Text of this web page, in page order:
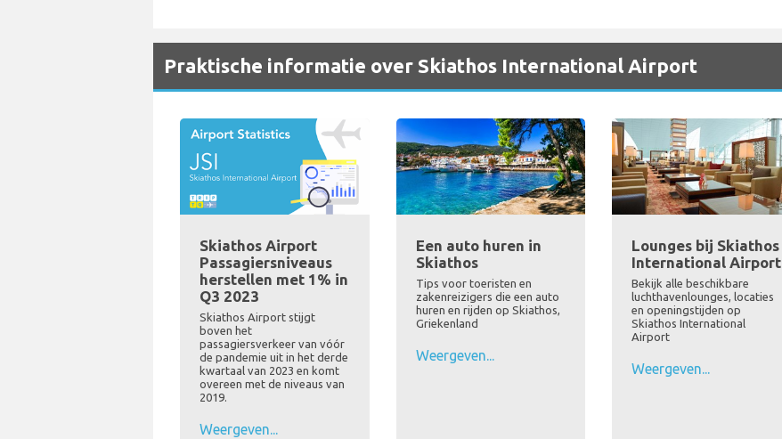
Praktische informatie over Skiathos International Airport
Skiathos Airport
Passagiersniveaus
herstellen met 1% in
Q3 2023
Skiathos Airport stijgt
boven het
passagiersverkeer van vóór
de pandemie uit in het derde
kwartaal van 2023 en komt
overeen met de niveaus van
2019.
Weergeven...
Een auto huren in
Skiathos
Tips voor toeristen en
zakenreizigers die een auto
huren en rijden op Skiathos,
Griekenland
Weergeven...
Lounges bij Skiathos
International Airport
Bekijk alle beschikbare
luchthavenlounges, locaties
en openingstijden op
Skiathos International
Airport
Weergeven...